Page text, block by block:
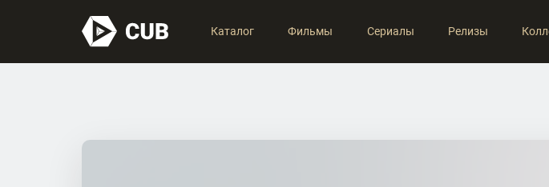
Каталог Фильмы Сериалы Релизы